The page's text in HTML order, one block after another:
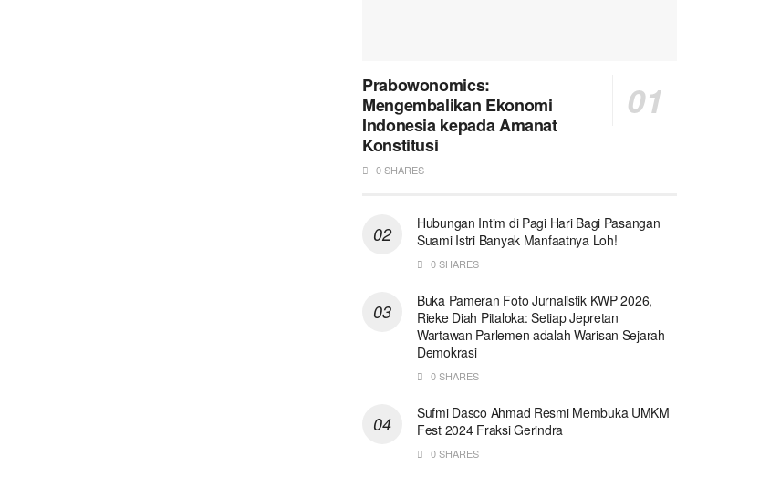
Prabowonomics:
Mengembalikan Ekonomi
Indonesia kepada Amanat
Konstitusi
0 SHARES
Hubungan Intim di Pagi Hari Bagi Pasangan
Suami Istri Banyak Manfaatnya Loh!
0 SHARES
Buka Pameran Foto Jurnalistik KWP 2026,
Rieke Diah Pitaloka: Setiap Jepretan
Wartawan Parlemen adalah Warisan Sejarah
Demokrasi
0 SHARES
Sufmi Dasco Ahmad Resmi Membuka UMKM
Fest 2024 Fraksi Gerindra
0 SHARES